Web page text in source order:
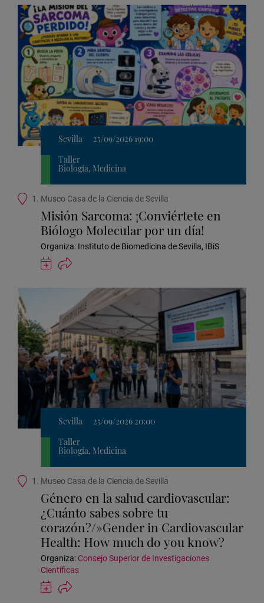
Google
Calendar
Sevilla
25/09/2026 19:00
Taller
Biología, Medicina
Ubicación
actividad
1. Museo Casa de la Ciencia de Sevilla
Misión Sarcoma: ¡Conviértete en
Biólogo Molecular por un día!
Organiza: Instituto de Biomedicina de Sevilla, IBiS
Guardar
actividad
Calendar
Sevilla
25/09/2026 20:00
Taller
Biología, Medicina
Ubicación
actividad
1. Museo Casa de la Ciencia de Sevilla
Género en la salud cardiovascular:
¿Cuánto sabes sobre tu
corazón?/»Gender in Cardiovascular
Health: How much do you know?
Organiza: Consejo Superior de Investigaciones
Científicas
Guardar
actividad